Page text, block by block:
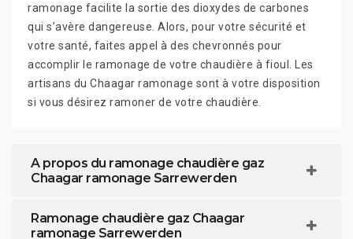
ramonage facilite la sortie des dioxydes de carbones
qui s’avère dangereuse. Alors, pour votre sécurité et
votre santé, faites appel à des chevronnés pour
accomplir le ramonage de votre chaudière à fioul. Les
artisans du Chaagar ramonage sont à votre disposition
si vous désirez ramoner de votre chaudière.
A propos du ramonage chaudière gaz
Chaagar ramonage Sarrewerden
Ramonage chaudière gaz Chaagar
ramonage Sarrewerden